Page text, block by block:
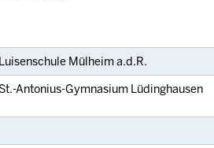
Luisenschule Mülheim a.d.R.
St.-Antonius-Gymnasium Lüdinghausen